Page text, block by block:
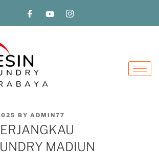
BY ADMIN77
MADIUN